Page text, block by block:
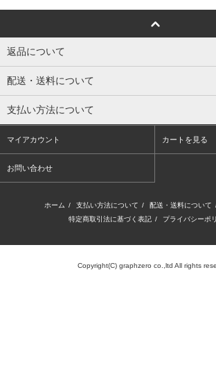
返品について
配送・送料について
支払い方法について
マイアカウント カートを見る
お問い合わせ
ホーム / 支払い方法について / 配送・送料について
特定商取引法に基づく表記 / プライバシーポ
Copyright(C) graphzero co.,ltd All rights